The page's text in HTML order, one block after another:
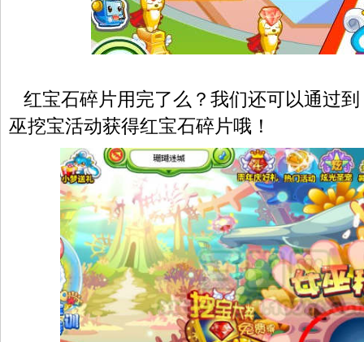
红宝石碎片用完了么？我们还可以通过
巫挖宝活动获得红宝石碎片哦！